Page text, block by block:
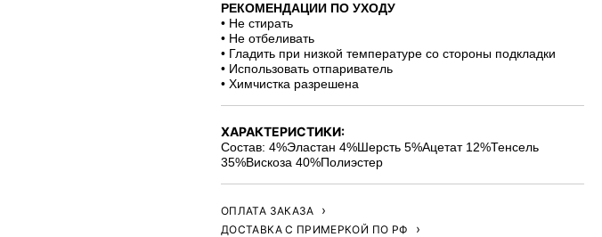
РЕКОМЕНДАЦИИ ПО УХОДУ
• Не стирать
• Не отбеливать
• Гладить при низкой температуре со стороны подкладки
• Использовать отпариватель
• Химчистка разрешена
ХАРАКТЕРИСТИКИ:
Состав: 4%Эластан 4%Шерсть 5%Ацетат 12%Тенсель
35%Вискоза 40%Полиэстер
ОПЛАТА ЗАКАЗА
ДОСТАВКА С ПРИМЕРКОЙ ПО РФ